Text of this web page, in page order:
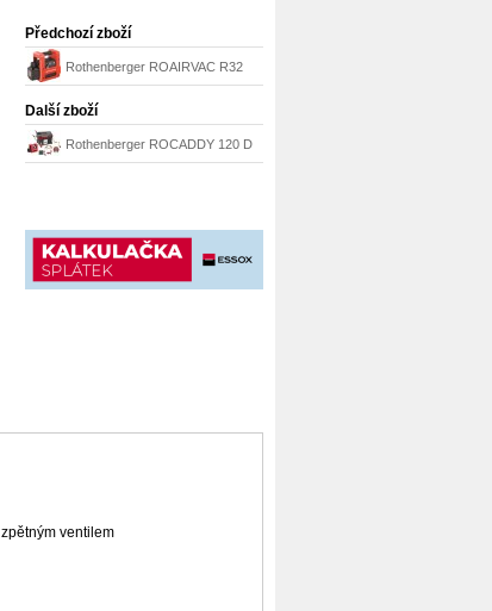
Předchozí zboží
Rothenberger ROAIRVAC R32
2.0 CL bez aku a nabíječky
1000003229
Další zboží
Rothenberger ROCADDY 120 D
ventilem